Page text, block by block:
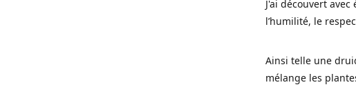
J'ai découvert
l’humilité, le
Ainsi telle une
mélange les